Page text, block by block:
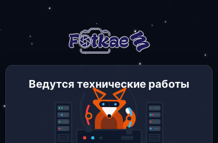
Ведутся технические работы